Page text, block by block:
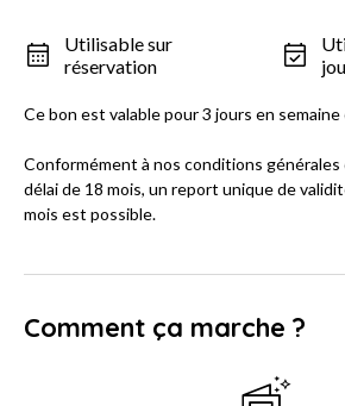
Utilisable sur
réservation
Ce bon est valable pour 3 jours en
Conformément à nos conditions générales
délai de 18 mois, un report unique de
mois est possible.
Comment ça marche ?